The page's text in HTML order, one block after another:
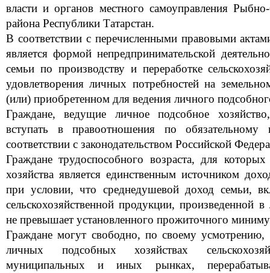
власти и органов местного самоуправления
района Республики Татарстан.
В соответствии с перечисленными правовыми
является формой непредпринимательской
семьи по производству и переработке
удовлетворения личных потребностей на
(или) приобретенном для ведения личного
Граждане, ведущие личное подсобное
вступать в правоотношения по обязательному
соответствии с законодательством Российской
Граждане трудоспособного возраста, для
хозяйства является единственным источником
при условии, что среднедушевой доход семьи,
сельскохозяйственной продукции, произведенной
не превышает установленного прожиточного
Граждане могут свободно, по своему усмотрению,
личных подсобных хозяйствах
муниципальных и иных рынках,